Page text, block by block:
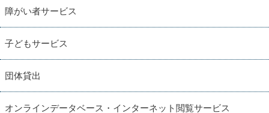
障がい者サービス
子どもサービス
団体貸出
オンラインデータベース・インターネット閲覧サービス